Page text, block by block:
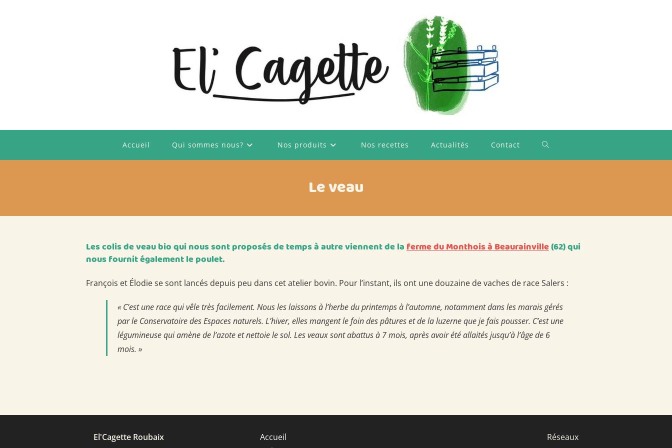
Accueil Qui sommes nous? Nos produits Nos recettes Actualités Contact Toggle
Le veau
Les colis de veau bio qui nous sont proposés de temps à autre viennent de laferme du Monthois à Beaurainville(62) qui
nous fournit également le poulet.
François et Élodie se sont lancés depuis peu dans cet atelier bovin. Pour l’instant, ils ont une douzaine de vaches de race Salers :
« C’est une race qui vêle très facilement. Nous les laissons à l’herbe du printemps à l’automne, notamment dans les marais gérés
par le Conservatoire des Espaces naturels. L’hiver, elles mangent le foin des pâtures et de la luzerne que je fais pousser. C’est une
légumineuse qui amène de l’azote et nettoie le sol. Les veaux sont abattus à 7 mois, après avoir été allaités jusqu’à l’âge de 6
mois. »
El'Cagette Roubaix
Accueil
Réseaux